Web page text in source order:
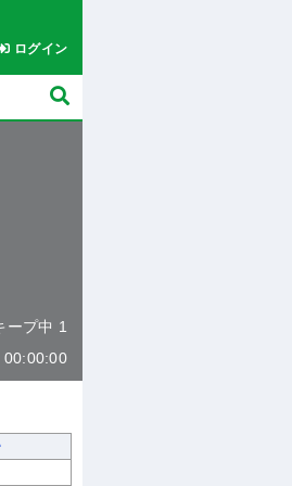
ログイン
ープ中 1
00:00:00